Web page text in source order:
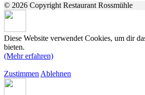
© 2026 Copyright Restaurant Rossmühle
Diese Website verwendet Cookies, um dir
bieten.
(Mehr erfahren)
Zustimmen Ablehnen